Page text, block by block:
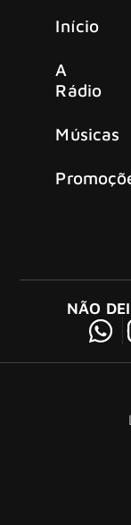
Início
A
Rádio
Músicas
NÃO